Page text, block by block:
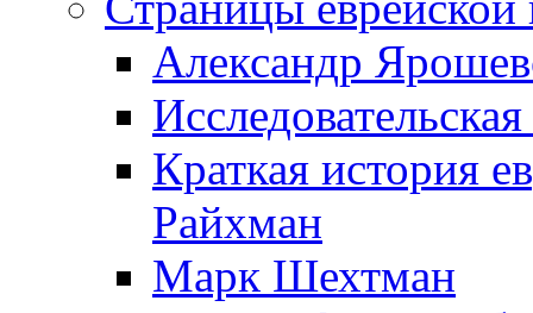
Александр
Краткая история
Райхман
Марк Шехтман